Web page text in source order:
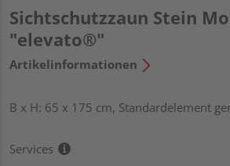
Sichtschutzzaun Stein
"elevato®"
Artikelinformationen
B x H: 65 x 175 cm, Standardelement
Services